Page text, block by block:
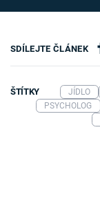
SDÍLEJTE ČLÁNEK
ŠTÍTKY JÍDLO
PSYCHOLOG